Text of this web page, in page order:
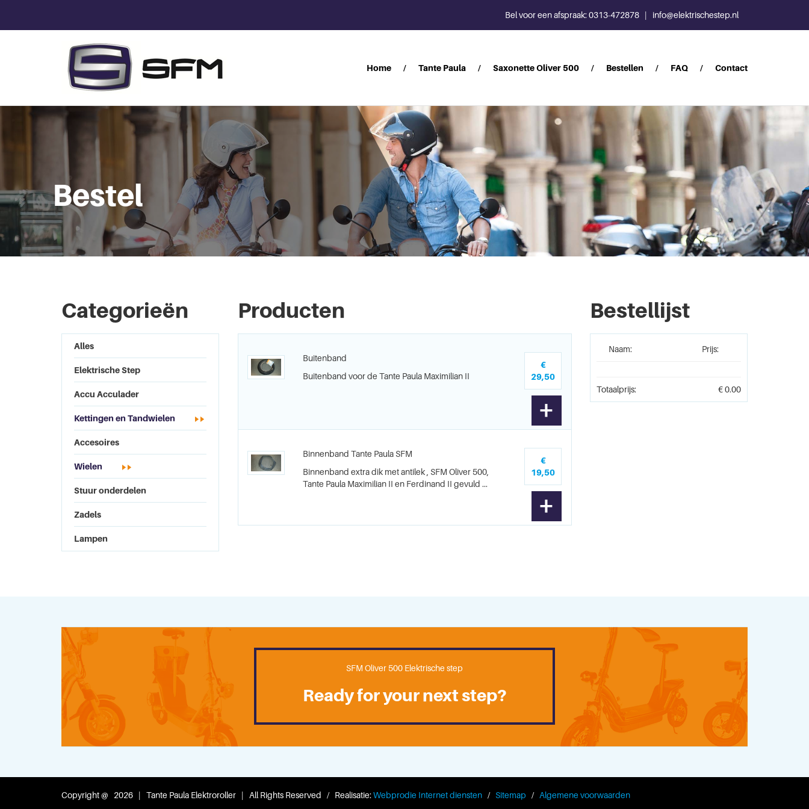
Bel voor een afspraak:0313-472878 | info@elektrischestep.nl
Home Tante Paula Saxonette Oliver 500 Bestellen FAQ Contact
Bestel
Categorieën
Alles
Elektrische Step
Accu Acculader
Kettingen en Tandwielen
Accesoires
Wielen
Stuur onderdelen
Zadels
Lampen
Producten
Buitenband
Buitenband voor de Tante Paula Maximilian II
€
29,50
+
Binnenband Tante Paula SFM
Binnenband extra dik met antilek , SFM Oliver 500,
Tante Paula Maximilian II en Ferdinand II gevuld ...
€
19,50
+
Bestellijst
Naam: Prijs:
Totaalprijs: €0.00
SFM Oliver 500 Elektrische step
Ready for your next step?
Copyright @ 2026 | Tante Paula Elektroroller | All Rights Reserved / Realisatie:Webprodie Internet diensten / Sitemap / Algemene voorwaarden